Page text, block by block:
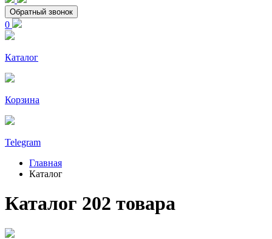
Обратный звонок
0
Каталог
Корзина
Telegram
Главная
Каталог
Каталог 202 товара